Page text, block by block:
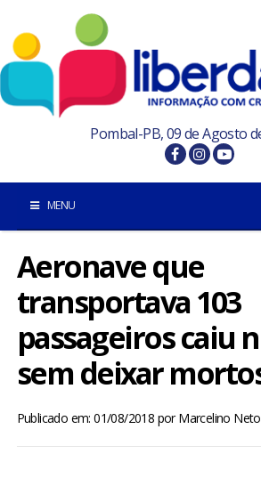
Pombal-PB, 09 de Agosto
MENU
POMBAL E REGIÃO
Aeronave que
transportava 103
passageiros caiu
sem deixar
Publicado em: 01/08/2018 porMarcelino Neto